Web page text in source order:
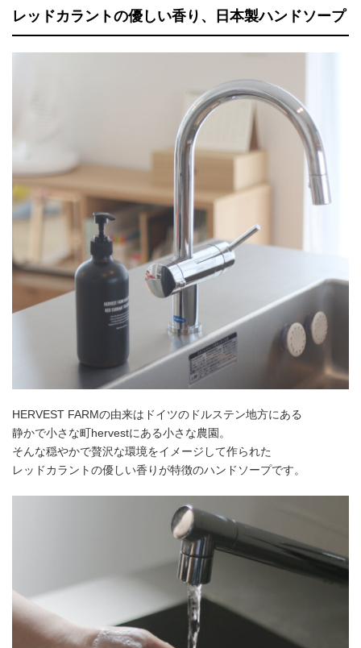
レッドカラントの優しい香り、日本製ハンドソープ
HERVEST FARMの由来はドイツのドルステン地方にある
静かで小さな町hervestにある小さな農園。
そんな穏やかで贅沢な環境をイメージして作られた
レッドカラントの優しい香りが特徴のハンドソープです。